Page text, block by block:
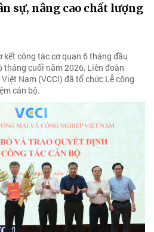
sự, nâng cao chất lượng
công tác cơ quan 6 tháng đầu
tháng cuối năm 2026, Liên đoàn
Nam (VCCI) đã tổ chức Lễ công
cán bộ.